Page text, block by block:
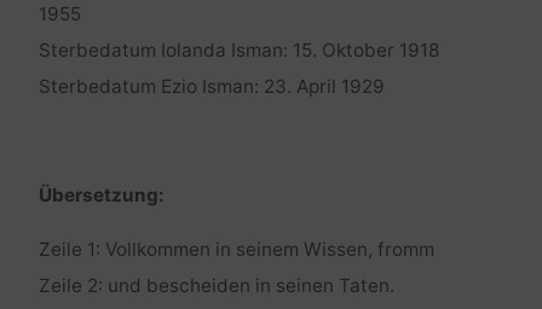
1955
Sterbedatum Iolanda Isman: 15. Oktober 1918
Sterbedatum Ezio Isman: 23. April 1929
Übersetzung:
Zeile 1: Vollkommen in seinem Wissen, fromm
Zeile 2: und bescheiden in seinen Taten.